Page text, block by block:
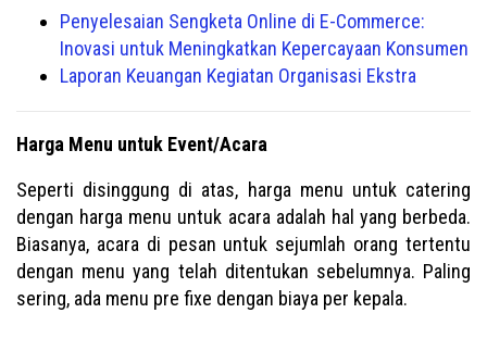
Penyelesaian Sengketa Online di E-Commerce:
Inovasi untuk Meningkatkan Kepercayaan Konsumen
Laporan Keuangan Kegiatan Organisasi Ekstra
Harga Menu untuk Event/Acara
Seperti disinggung di atas, harga menu untuk catering
dengan harga menu untuk acara adalah hal yang berbeda.
Biasanya, acara di pesan untuk sejumlah orang tertentu
dengan menu yang telah ditentukan sebelumnya. Paling
sering, ada menu pre fixe dengan biaya per kepala.